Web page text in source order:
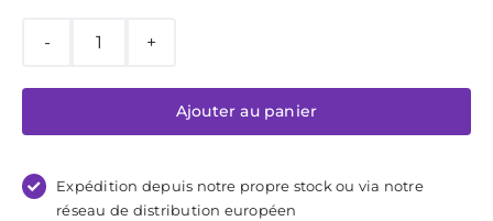
de
Liberator
Spanking
Ajouter au panier
Expédition depuis notre propre stock ou via notre
réseau de distribution européen